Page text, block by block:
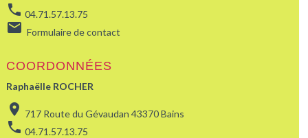
phone 04.71.57.13.75
emailFormulaire de contact
COORDONNÉES
Raphaëlle ROCHER
location_on 717 Route du Gévaudan 43370 Bains
phone 04.71.57.13.75